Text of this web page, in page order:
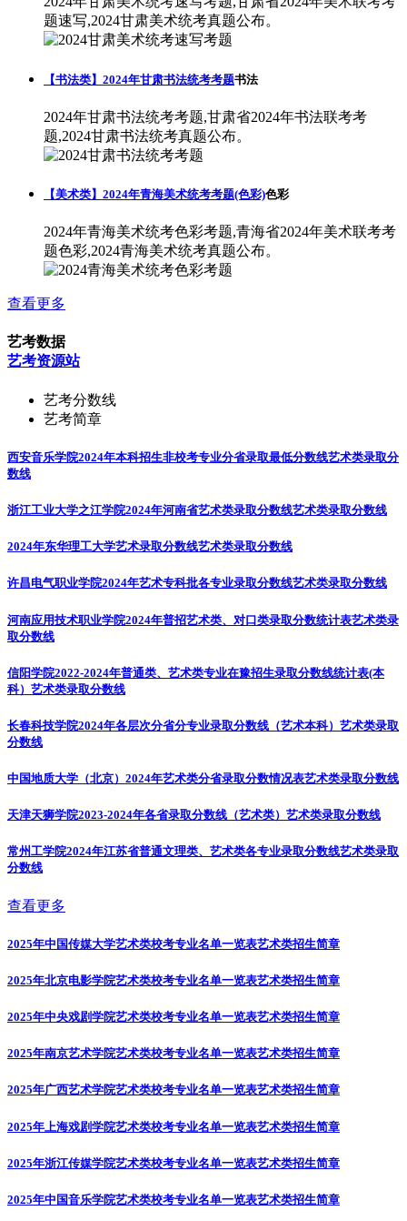
题速写,2024甘肃美术统考真题公布。
【书法类】2024年甘肃书法统考考题书法
2024年甘肃书法统考考题,甘肃省2024年书法联考考
题,2024甘肃书法统考真题公布。
【美术类】2024年青海美术统考考题(色彩)色彩
2024年青海美术统考色彩考题,青海省2024年美术联考考
题色彩,2024青海美术统考真题公布。
查看更多
艺考数据
艺考资源站
艺考分数线
艺考简章
西安音乐学院2024年本科招生非校考专业分省录取最低分数线艺术类录取分
数线
浙江工业大学之江学院2024年河南省艺术类录取分数线艺术类录取分数线
2024年东华理工大学艺术录取分数线艺术类录取分数线
许昌电气职业学院2024年艺术专科批各专业录取分数线艺术类录取分数线
河南应用技术职业学院2024年普招艺术类、对口类录取分数统计表艺术类录
取分数线
信阳学院2022-2024年普通类、艺术类专业在豫招生录取分数线统计表(本
科） 艺术类录取分数线
长春科技学院2024年各层次分省分专业录取分数线（艺术本科） 艺术类录取
分数线
中国地质大学（北京）2024年艺术类分省录取分数情况表艺术类录取分数线
天津天狮学院2023-2024年各省录取分数线（艺术类） 艺术类录取分数线
常州工学院2024年江苏省普通文理类、艺术类各专业录取分数线艺术类录取
分数线
查看更多
2025年中国传媒大学艺术类校考专业名单一览表艺术类招生简章
2025年北京电影学院艺术类校考专业名单一览表艺术类招生简章
2025年中央戏剧学院艺术类校考专业名单一览表艺术类招生简章
2025年南京艺术学院艺术类校考专业名单一览表艺术类招生简章
2025年广西艺术学院艺术类校考专业名单一览表艺术类招生简章
2025年上海戏剧学院艺术类校考专业名单一览表艺术类招生简章
2025年浙江传媒学院艺术类校考专业名单一览表艺术类招生简章
2025年中国音乐学院艺术类校考专业名单一览表艺术类招生简章